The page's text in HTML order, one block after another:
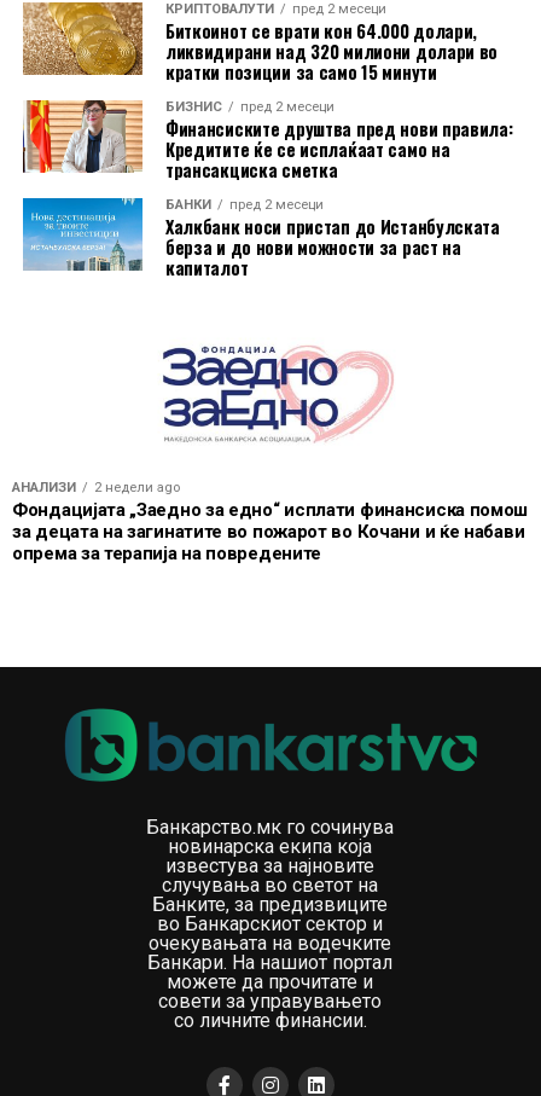
сектор го забележал најсилниот раст во последните
десет месеци.
Извор:CNBC
КРИПТОВАЛУТИ пред 2 месеци
Биткоинот се врати кон 64.000 долари,
ликвидирани над 320 милиони долари во
кратки позиции за само 15 минути
БИЗНИС пред 2 месеци
Финансиските друштва пред нови правила:
Кредитите ќе се исплаќаат само на
трансакциска сметка
БАНКИ пред 2 месеци
Халкбанк носи пристап до Истанбулската
берза и до нови можности за раст на
капиталот
АНАЛИЗИ 2 недели ago
Фондацијата „Заедно за едно“ исплати финансиска помош
за децата на загинатите во пожарот во Кочани и ќе набави
опрема за терапија на повредените
Банкарство.мк го сочинува
новинарска екипа која
известува за најновите
случувања во светот на
Банките, за предизвиците
во Банкарскиот сектор и
очекувањата на водечките
Банкари. На нашиот портал
можете да прочитате и
совети за управувањето
со личните финансии.